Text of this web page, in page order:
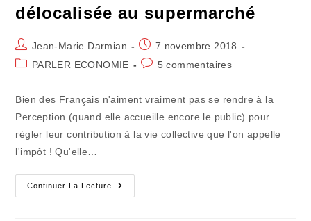
délocalisée au supermarché
Auteur/autrice
de
Jean-Marie Darmian
Publication
publiée :
7 novembre 2018
PostPARLER ECONOMIE
Commentaires
publication :
5 commentaires
Bien des Français n'aiment vraiment pas se rendre à la
Perception (quand elle accueille encore le public) pour
régler leur contribution à la vie collective que l'on appelle
l'impôt ! Qu'elle…
Continuer La Lecture
La
Perception